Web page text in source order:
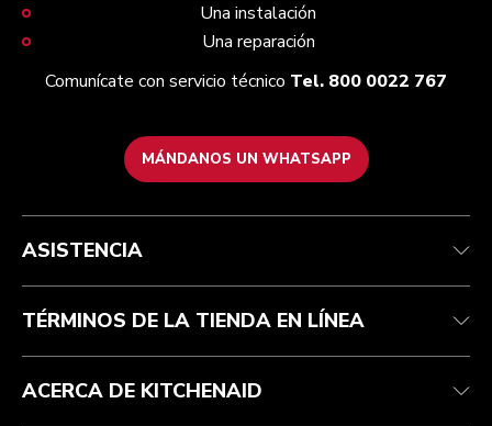
Una instalación
Una reparación
Comunícate con servicio técnico Tel. 800 0022 767
MÁNDANOS UN WHATSAPP
Servicio y soporte
Centro de ayuda
Preguntas frecuentes
Términos y condiciones
Recolección de residuos eléctricos
Nuestra Marca
Localiza tu tienda
ASISTENCIA
TÉRMINOS DE LA TIENDA EN LÍNEA
ACERCA DE KITCHENAID